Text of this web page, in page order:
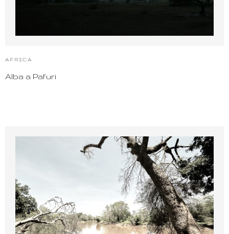
AFRICA
Alba a Pafuri